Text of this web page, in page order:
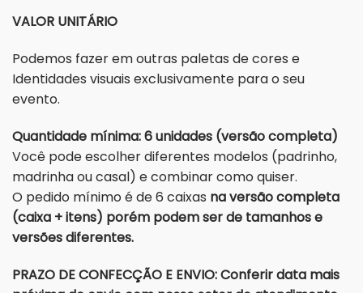
VALOR UNITÁRIO
Podemos fazer em outras paletas de cores e
Identidades visuais exclusivamente para o seu
evento.
Quantidade mínima: 6 unidades (versão completa)
Você pode escolher diferentes modelos (padrinho,
madrinha ou casal) e combinar como quiser.
O pedido mínimo é de 6 caixas na versão completa
(caixa + itens) porém podem ser de tamanhos e
versões diferentes.
PRAZO DE CONFECÇÃO E ENVIO: Conferir data mais